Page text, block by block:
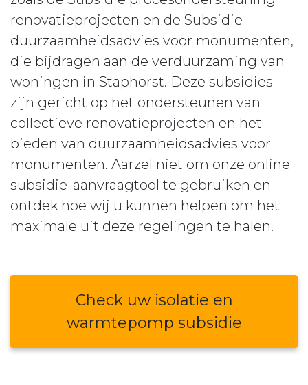
renovatieprojecten en de Subsidie
duurzaamheidsadvies voor monumenten,
die bijdragen aan de verduurzaming van
woningen in Staphorst. Deze subsidies
zijn gericht op het ondersteunen van
collectieve renovatieprojecten en het
bieden van duurzaamheidsadvies voor
monumenten. Aarzel niet om onze online
subsidie-aanvraagtool te gebruiken en
ontdek hoe wij u kunnen helpen om het
maximale uit deze regelingen te halen.
Check uw isolatie en
warmtepomp subsidie